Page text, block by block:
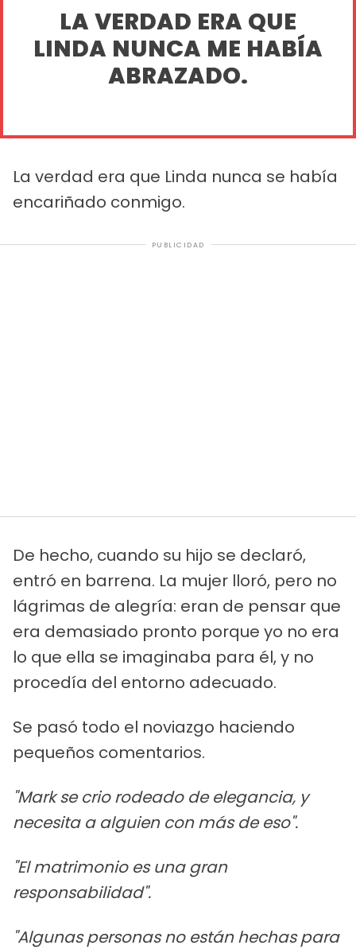
LA VERDAD ERA QUE
LINDA NUNCA ME HABÍA
ABRAZADO.
La verdad era que Linda nunca se había
encariñado conmigo.
PUBLICIDAD
De hecho, cuando su hijo se declaró,
entró en barrena. La mujer lloró, pero no
lágrimas de alegría: eran de pensar que
era demasiado pronto porque yo no era
lo que ella se imaginaba para él, y no
procedía del entorno adecuado.
Se pasó todo el noviazgo haciendo
pequeños comentarios.
"Mark se crio rodeado de elegancia, y
necesita a alguien con más de eso".
"El matrimonio es una gran
responsabilidad".
"Algunas personas no están hechas para